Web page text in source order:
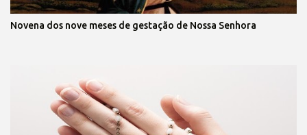
Novena dos nove meses de gestação de Nossa Senhora